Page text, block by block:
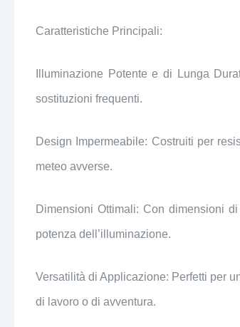
Caratteristiche Principali:
Illuminazione Potente e di Lunga
sostituzioni frequenti.
Design Impermeabile: Costruiti per
meteo avverse.
Dimensioni Ottimali: Con dimensioni
potenza dell’illuminazione.
Versatilità di Applicazione: Perfetti per
di lavoro o di avventura.